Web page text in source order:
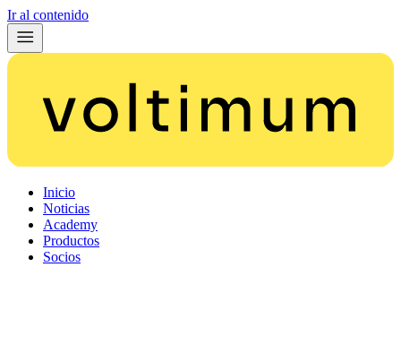
Ir al contenido
Inicio
Noticias
Academy
Productos
Socios